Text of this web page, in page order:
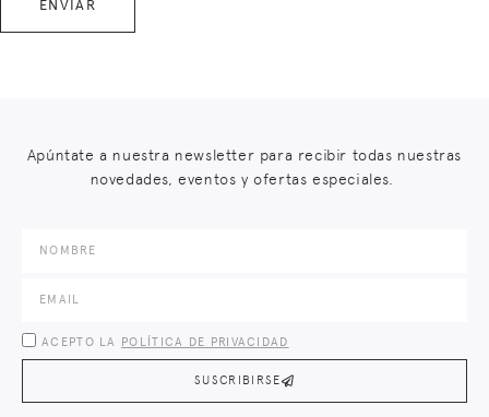
Apúntate a nuestra newsletter para recibir todas nuestras
novedades, eventos y ofertas especiales.
ACEPTO LA POLÍTICA DE PRIVACIDAD
SUSCRIBIRSE